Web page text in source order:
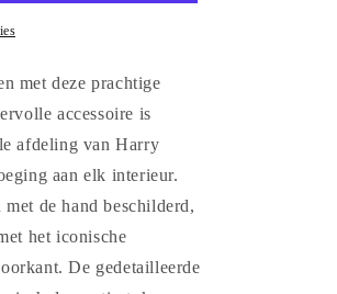
met deze prachtige
accessoire is
afdeling van Harry
aan elk interieur.
de hand beschilderd,
het iconische
De gedetailleerde